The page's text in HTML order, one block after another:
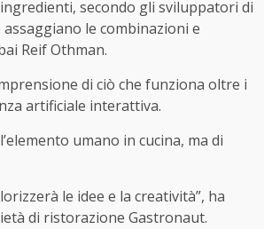
secondo gli sviluppatori di
le combinazioni e
Reif Othman.
di ciò che funziona oltre i
artificiale interattiva.
umano in cucina, ma di
le idee e la creatività”, ha
di ristorazione Gastronaut.